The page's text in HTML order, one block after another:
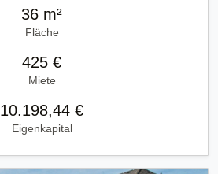
36 m²
Fläche
425 €
Miete
10.198,44 €
Eigenkapital